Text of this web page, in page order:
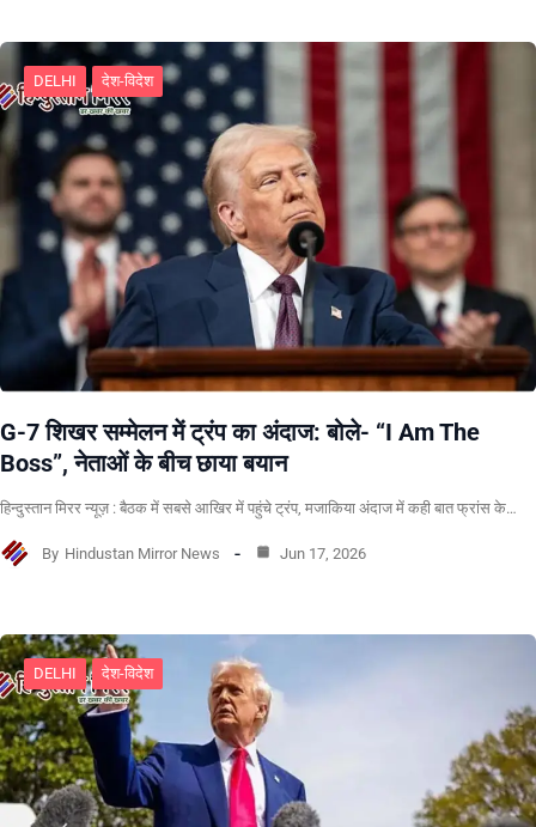
DELHI देश-विदेश
G-7 शिखर सम्मेलन में ट्रंप का अंदाज: बोले- “I Am The
Boss”, नेताओं के बीच छाया बयान
हिन्दुस्तान मिरर न्यूज़ : बैठक में सबसे आखिर में पहुंचे ट्रंप, मजाकिया अंदाज में कही बात फ्रांस के…
By Hindustan Mirror News Jun 17, 2026
DELHI देश-विदेश